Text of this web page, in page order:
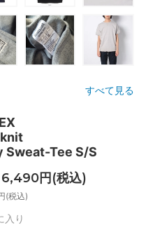
すべて見る
Sweat-Tee S/S
円(税込)
(税込)
入り